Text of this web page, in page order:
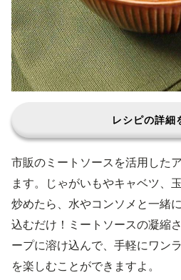
レシピの詳細
市販のミートソースを活用した
ます。じゃがいもやキャベツ、
炒めたら、水やコンソメと一緒
込むだけ！ミートソースの凝縮
ープに溶け込んで、手軽にワン
を楽しむことができますよ。